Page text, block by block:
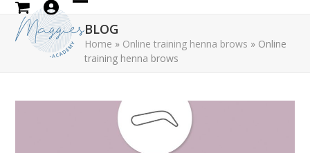
Skip
content
mobile
menu
mobile
menu
BLOG
Home » Online training henna brows » Online
training henna brows